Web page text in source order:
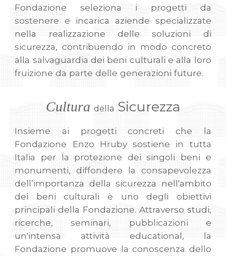
Fondazione seleziona i progetti da
sostenere e incarica aziende specializzate
nella realizzazione delle soluzioni di
sicurezza, contribuendo in modo concreto
alla salvaguardia dei beni culturali e alla loro
fruizione da parte delle generazioni future.
Cultura della Sicurezza
Insieme ai progetti concreti che la
Fondazione Enzo Hruby sostiene in tutta
Italia per la protezione dei singoli beni e
monumenti, diffondere la consapevolezza
dell’importanza della sicurezza nell'ambito
dei beni culturali è uno degli obiettivi
principali della Fondazione. Attraverso studi,
ricerche, seminari, pubblicazioni e
un'intensa attività educational, la
Fondazione promuove la conoscenza dello